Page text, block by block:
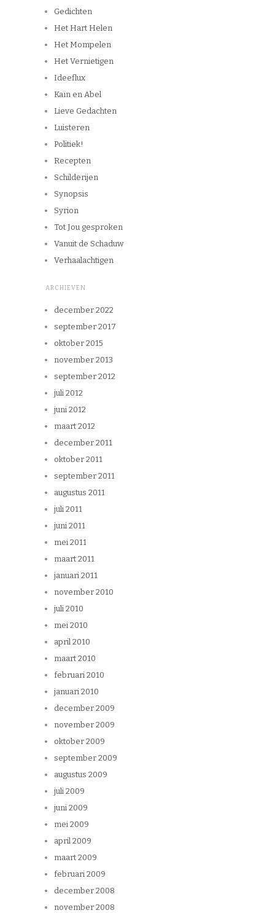
Gedichten
Het Hart Helen
Het Mompelen
Het Vernietigen
Ideeflux
Kaïn en Abel
Lieve Gedachten
Luisteren
Politiek!
Recepten
Schilderijen
Synopsis
Syrion
Tot Jou gesproken
Vanuit de Schaduw
Verhaalachtigen
ARCHIEVEN
december 2022
september 2017
oktober 2015
november 2013
september 2012
juli 2012
juni 2012
maart 2012
december 2011
oktober 2011
september 2011
augustus 2011
juli 2011
juni 2011
mei 2011
maart 2011
januari 2011
november 2010
juli 2010
mei 2010
april 2010
maart 2010
februari 2010
januari 2010
december 2009
november 2009
oktober 2009
september 2009
augustus 2009
juli 2009
juni 2009
mei 2009
april 2009
maart 2009
februari 2009
december 2008
november 2008